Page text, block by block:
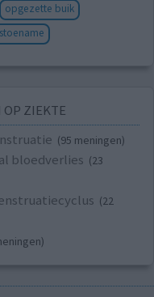
opgezette buik
OP ZIEKTE
(95 meningen)
bloedverlies (23
(22